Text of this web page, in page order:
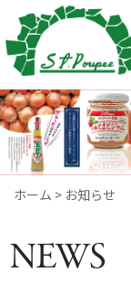
ホーム > お知らせ
NEWS